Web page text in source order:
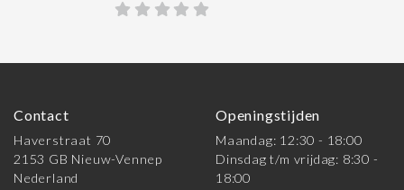
Contact
Haverstraat 70
2153 GB Nieuw-Vennep
Nederland
Openingstijden
Maandag: 12:30 - 18:00
Dinsdag t/m vrijdag: 8:30 -
18:00